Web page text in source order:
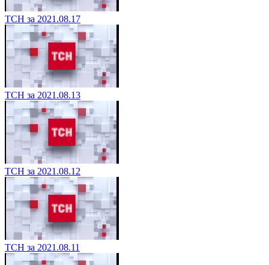
ТСН за 2021.08.17
ТСН за 2021.08.13
ТСН за 2021.08.12
ТСН за 2021.08.11